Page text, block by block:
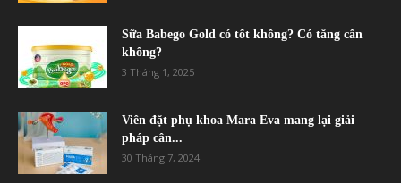
Sữa Babego Gold có tốt không? Có tăng cân
không?
3 Tháng 1, 2025
Viên đặt phụ khoa Mara Eva mang lại giải
pháp cân...
30 Tháng 7, 2024